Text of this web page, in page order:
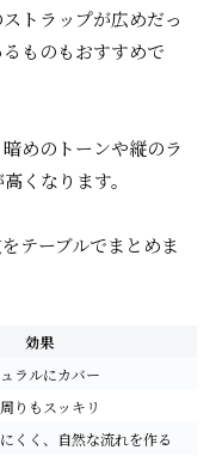
トラップが広めだっ
ものもおすすめで
めのトーンや縦のラ
くなります。
テーブルでまとめま
効果
ラルにカバー
りもスッキリ
くく、自然な流れを作る